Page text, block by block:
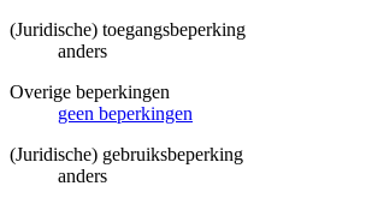
(Juridische) toegangsbeperking
anders
Overige beperkingen
geen beperkingen
(Juridische) gebruiksbeperking
anders